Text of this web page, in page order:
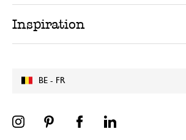
BE - FR
Inspiration